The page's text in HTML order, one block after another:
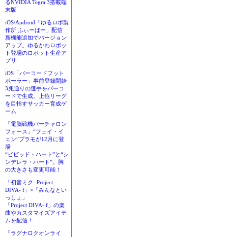
るNVIDIA Tegra 3搭載端
末版
iOS/Android「ゆるロボ製
作所 ふぃーばー」配信
新機能追加でバージョン
アップ。ゆるかわロボッ
ト登場のロボット生産ア
プリ
iOS「バーコードフット
ボーラー」事前登録開始
3兆通りの選手をバーコ
ードで生成。上位リーグ
を目指すサッカー育成ゲ
ーム
「電脳戦機バーチャロン
フォース」“フェイ・イ
ェン”プラモが12月に登
場
“ビビッド・ハート”と“シ
ンデレラ・ハート”。胸
の大きさも変更可能！
「初音ミク -Project
DIVA- f」×「みんなとい
っしょ」
「Project DIVA- f」の楽
曲やカスタマイズアイテ
ムを配信！
「ラグナロクオンライ